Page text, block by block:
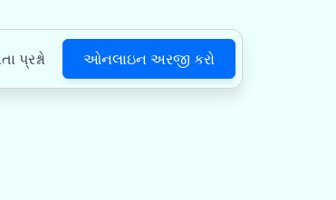
પ્રશ્નો ઓનલાઇન અરજી કરો